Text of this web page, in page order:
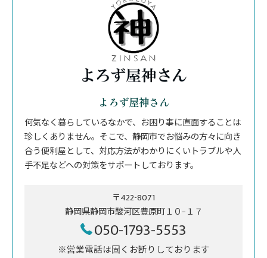
よろず屋神さん
何気なく暮らしているなかで、お困り事に直面することは
珍しくありません。そこで、静岡市でお悩みの方々に向き
合う便利屋として、対応方法がわかりにくいトラブルや人
手不足などへの対策をサポートしております。
〒422-8071
静岡県静岡市駿河区豊原町１０−１７
050-1793-5553
※営業電話は固くお断りしております